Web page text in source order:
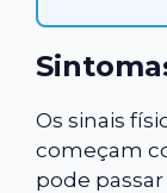
Os sinais
começam
pode